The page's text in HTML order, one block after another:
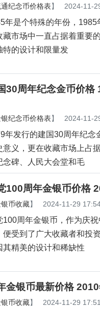
纪念币价格表】 2024-11-
年是个特殊的年份，
藏市场中一直占据着重要
特的设计和限量发
30周年纪念金币价格
纪念币价格表】 2024-11-
年发行的建国30周年纪念
意义，更在收藏市场上占
念碑、人民大会堂和毛
100周年金银币价格
币收藏】 2024-11-29
100周年金银币，作为庆
便受到了广大收藏者和投
其精美的设计和稀缺性
金银币最新价格
币收藏】 2024-11-29